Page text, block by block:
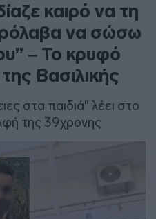
καιρό να τη
να σώσω
– Το κρυφό
Βασιλικής
στα παιδιά" λέει στο
της 39χρονης